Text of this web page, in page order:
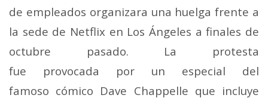
de empleados organizara una huelga frente a
la sede de Netflix en Los Ángeles a finales de
octubre pasado. La protesta
fue provocada por un especial del
famoso cómico Dave Chappelle que incluye